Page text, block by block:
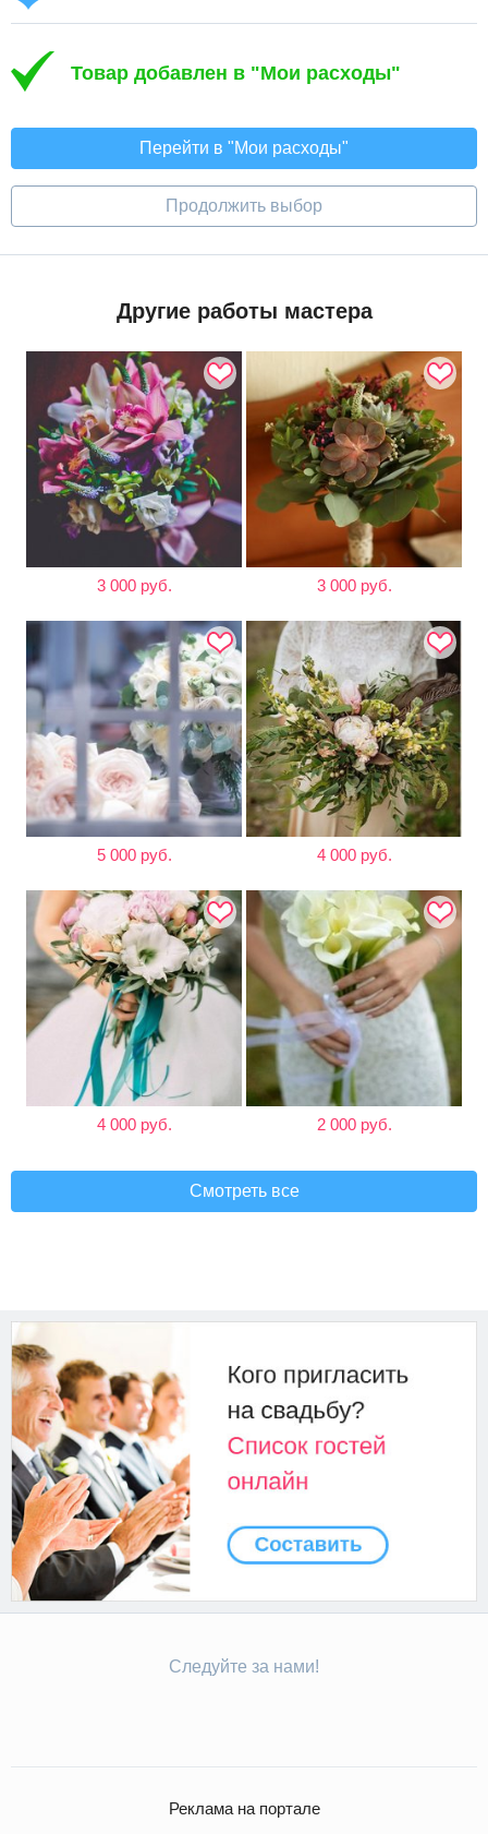
Товар добавлен в "Мои расходы"
Перейти в "Мои расходы"
Продолжить выбор
Другие работы мастера
3 000 руб. 3 000 руб.
5 000 руб. 4 000 руб.
4 000 руб. 2 000 руб.
Смотреть все
Следуйте за нами!
Реклама на портале